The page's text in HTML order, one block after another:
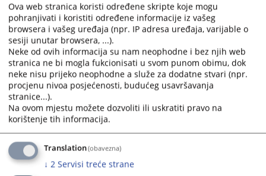
Zemljišnoknjižni ured ovog suda vodi evidenciju o sljedećim
katastarskim općinama sa područja Općine Zenica: Babino,
Bilimišće, Briznik, Crkvice, Čajdraš, Doglode, Gornja Zenica,
Gračanica, Gradišće, Janjići, Kamberovići. Klopče, Lokvine,
Mošćanica, Nemila, Orahovica, Podbrežje, Pojske, Putovići,
Raspotočje, Ričice-Sviće, Seoci, Stranjani, Tetovi, Vraca, Vranduk
i Zenica.
Za jedan zemljišnoknjižni sud vodi se jedinstvena zbirka
isprava, koja se sastoji od izvornika, otprava izvornika ili
ovjerenih prijepisa isprava na osnovu kojih je izvršen upis u
zemljišnu knjigu. Zbirka isprava se čuva trajno i odvojeno od
glavne knjige.
Ova web stranica koristi određene skripte koje mogu
pohranjivati i koristiti određene informacije iz vašeg
browsera i vašeg uređaja (npr. IP adresa uređaja, varijable o
sesiji unutar browsera, ...).
Neke od ovih informacija su nam neophodne i bez njih web
stranica ne bi mogla fukcionisati u svom punom obimu, dok
neke nisu prijeko neophodne a služe za dodatne stvari (npr.
procjenu nivoa posjećenosti, budućeg usavršavanja
stranice...).
Na ovom mjestu možete dozvoliti ili uskratiti pravo na
korištenje tih informacija.
Translation(obavezna)
↓ 2 Servisi treće strane